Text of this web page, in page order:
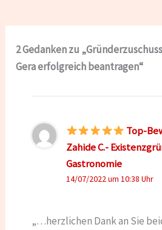
2 Gedanken zu
Gera erfolgreich beantragen“
Top-
Zahide C.-
Gastronomie
14/07/2022 um 10:38 Uhr
„…herzlichen Dank an Sie